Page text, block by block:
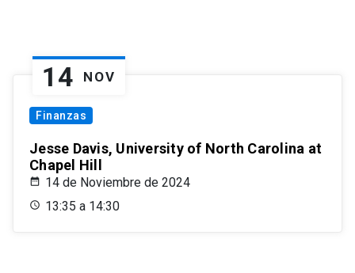
14 NOV
Finanzas
Jesse Davis, University of North Carolina at
Chapel Hill
14 de Noviembre de 2024
13:35 a 14:30